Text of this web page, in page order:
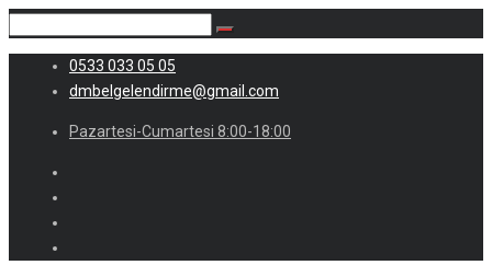
0533 033 05 05
dmbelgelendirme@gmail.com
Pazartesi-Cumartesi 8:00-18:00